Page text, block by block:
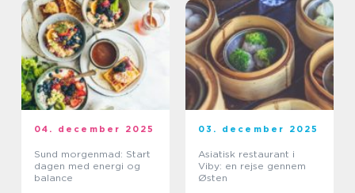
04. december 2025
Sund morgenmad: Start
dagen med energi og
balance
03. december 2025
Asiatisk restaurant i
Viby: en rejse gennem
Østen